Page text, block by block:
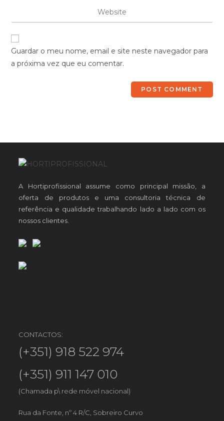
Guardar o meu nome, email e site neste navegador para
a próxima vez que eu comentar.
A Hortiprofissional assume como principal missão, a
oferta de produtos e uma consultoria técnica de
referência e qualidade trabalhando lado a lado com os
nossos clientes.
CONTACTOS:
(+351) 918 522 974
(+351) 911 147 010
(Chamada p\ rede móvel nacional)
Rua da Fonte, nº 4 R/C, Sobreiro Curvo